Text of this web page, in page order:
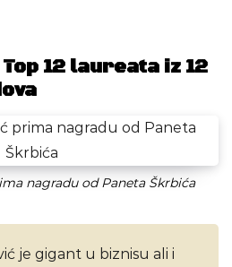
12 laureata iz 12
nagradu od Paneta Škrbića
je gigant u biznisu ali i